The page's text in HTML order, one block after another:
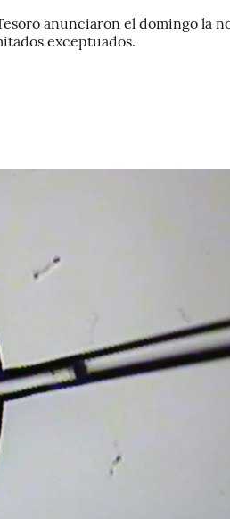
anunciaron el domingo la
exceptuados.